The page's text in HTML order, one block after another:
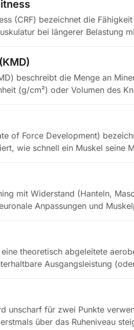
(CRF) bezeichnet die
bei längerer Belastung
beschreibt die Menge an
(g/cm²) oder Volumen des
of Force Development)
wie schnell ein Muskel seine
mit Widerstand (Hanteln,
Anpassungen und
theoretisch abgeleitete
Ausgangsleistung
unscharf für zwei Punkte
über das Ruheniveau